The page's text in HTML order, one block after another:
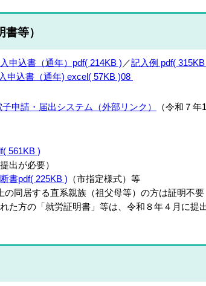
等）
申込書（通年）pdf( 214KB ) ／記入例 pdf( 315KB
申込書（通年) excel( 57KB )08
子申請・届出システム（外部リンク ）
（令和７
561KB )
出が必要）
書pdf( 225KB ) （市指定様式）等
居する直系親族（祖父母等）の方は証明不要
た方の「就労証明書」等は、令和８年４月に提